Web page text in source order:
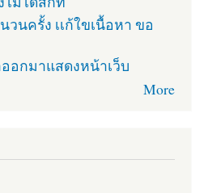
นครั้ง เเก้ใขเนื้อหา ขอ
อกมาแสดงหน้าเว็บ
More